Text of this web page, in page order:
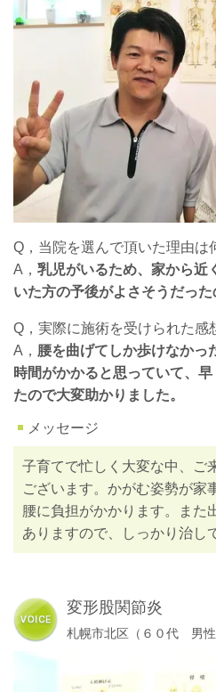
Q，当院を選んで頂いた理由は
A， 乳児がいるため、家から近
いた方の予後がよさそうだっ
Q，実際に施術を受けられた感
A， 腰を曲げてしか歩けなかっ
時間がかかると思っていて、
たので大変助かりました。
メッセージ
子育てで忙しく大変な中、ご
ございます。かがむ姿勢が家
腰に負担がかかります。また
ありますので、しっかり治し
変形股関節炎
札幌市北区（６０代 男性